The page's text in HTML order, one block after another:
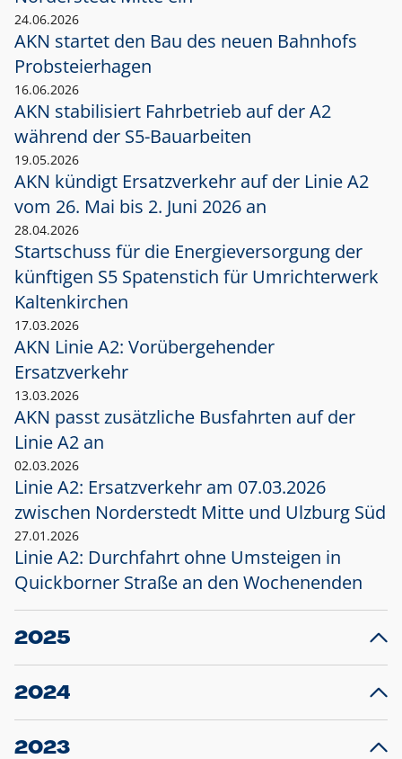
24.06.2026
AKN startet den Bau des neuen Bahnhofs
Probsteierhagen
16.06.2026
AKN stabilisiert Fahrbetrieb auf der A2
während der S5-Bauarbeiten
19.05.2026
AKN kündigt Ersatzverkehr auf der Linie A2
vom 26. Mai bis 2. Juni 2026 an
28.04.2026
Startschuss für die Energieversorgung der
künftigen S5 Spatenstich für Umrichterwerk
Kaltenkirchen
17.03.2026
AKN Linie A2: Vorübergehender
Ersatzverkehr
13.03.2026
AKN passt zusätzliche Busfahrten auf der
Linie A2 an
02.03.2026
Linie A2: Ersatzverkehr am 07.03.2026
zwischen Norderstedt Mitte und Ulzburg Süd
27.01.2026
Linie A2: Durchfahrt ohne Umsteigen in
Quickborner Straße an den Wochenenden
2025
23.12.2025
Projekt S5: Start der Bauarbeiten am
2024
10.12.2024
Großprojekt S5: Sperrung der Bahnstraße in
2023